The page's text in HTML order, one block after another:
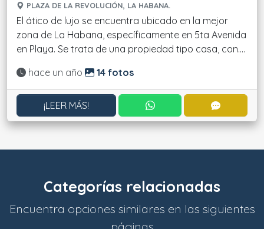
PLAZA DE LA REVOLUCIÓN, LA HABANA.
El ático de lujo se encuentra ubicado en la mejor
zona de La Habana, específicamente en 5ta Avenida
en Playa. Se trata de una propiedad tipo casa, con....
Actualizado:
hace un año 14 fotos
¡LEER MÁS! CONTACTAR POR
Categorías relacionadas
Encuentra opciones similares en las siguientes